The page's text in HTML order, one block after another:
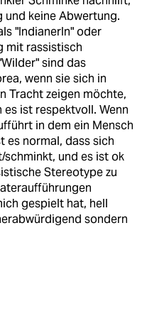
und keine Abwertung.
"IndianerIn" oder
mit rassistisch
sind das
wenn sie sich in
Tracht zeigen möchte,
ist respektvoll. Wenn
in dem ein Mensch
es normal, dass sich
und es ist ok
Stereotype zu
gespielt hat, hell
sondern